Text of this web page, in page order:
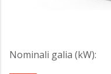
Nominali galia (kW):